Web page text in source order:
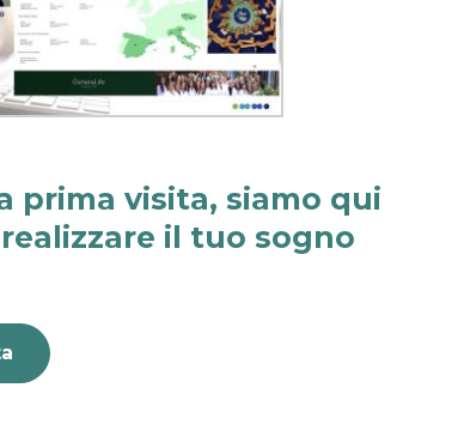
prima visita, siamo qui
il tuo sogno